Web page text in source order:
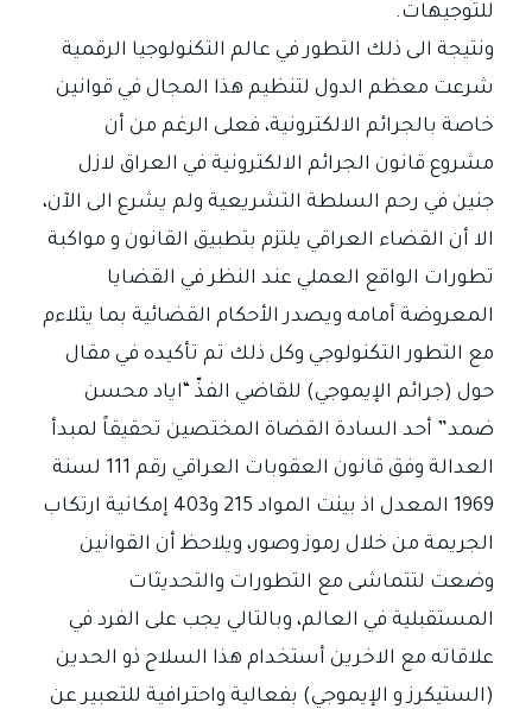
للتوجيهات.
ونتيجة الى ذلك التطور في عالم التكنولوجيا الرقمية
شرعت معظم الدول لتنظيم هذا المجال في قوانين
خاصة بالجرائم الالكترونية، فعلى الرغم من أن
مشروع قانون الجرائم الالكترونية في العراق لازل
جنين في رحم السلطة التشريعية ولم يشرع الى الآن،
الا أن القضاء العراقي يلتزم بتطبيق القانون و مواكبة
تطورات الواقع العملي عند النظر في القضايا
المعروضة أمامه ويصدر الأحكام القضائية بما يتلاءم
مع التطور التكنولوجي وكل ذلك تم تأكيده في مقال
حول (جرائم الإيموجي) للقاضي الفذّ “اياد محسن
ضمد” أحد السادة القضاة المختصين تحقيقاً لمبدأ
العدالة وفق قانون العقوبات العراقي رقم 111 لسنة
1969 المعدل اذ بينت المواد 215 و403 إمكانية ارتكاب
الجريمة من خلال رموز وصور، ويلاحظ أن القوانين
وضعت لتتماشى مع التطورات والتحديثات
المستقبلية في العالم، وبالتالي يجب على الفرد في
علاقاته مع الاخرين أستخدام هذا السلاح ذو الحدين
(الستيكرز و الإيموجي) بفعالية واحترافية للتعبير عن